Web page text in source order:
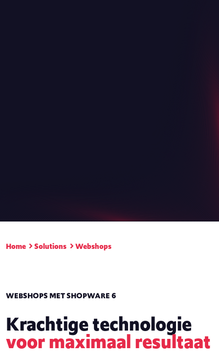
Home Solutions Webshops
WEBSHOPS MET SHOPWARE 6
Krachtige technologie
voor maximaal resultaat